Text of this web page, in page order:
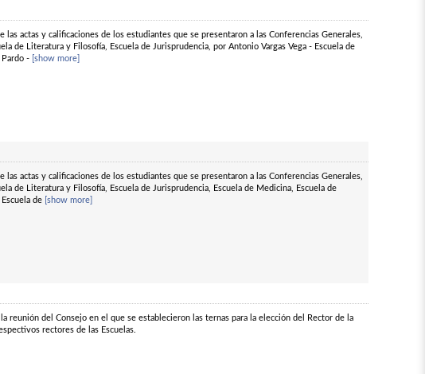
las actas y calificaciones de los estudiantes que se presentaron a las Conferencias Generales,
de Literatura y Filosofía, Escuela de Jurisprudencia, por Antonio Vargas Vega - Escuela de
-[show more]
las actas y calificaciones de los estudiantes que se presentaron a las Conferencias Generales,
de Literatura y Filosofía, Escuela de Jurisprudencia, Escuela de Medicina, Escuela de
de[show more]
reunión del Consejo en el que se establecieron las ternas para la elección del Rector de la
rectores de las Escuelas.